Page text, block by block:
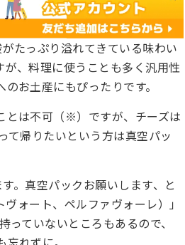
たっぷり溢れてきている味わい
、料理に使うことも多く汎用性
お土産にもぴったりです。
とは不可（※）ですが、チーズは
て帰りたいという方は真空パッ
。真空パックお願いします、と
ォート、ペルファヴォーレ）」
ていないところもあるので、